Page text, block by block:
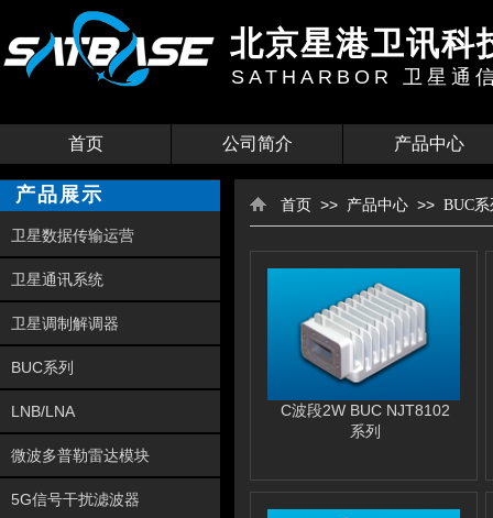
SATHARBOR 卫星通
北京星港卫讯科
首页 公司简介 产品中心
首页 >> 产品中心 >> BUC系
C波段2W BUC NJT8102
系列
卫星数据传输运营
卫星通讯系统
卫星调制解调器
BUC系列
LNB/LNA
微波多普勒雷达模块
5G信号干扰滤波器
产品展示